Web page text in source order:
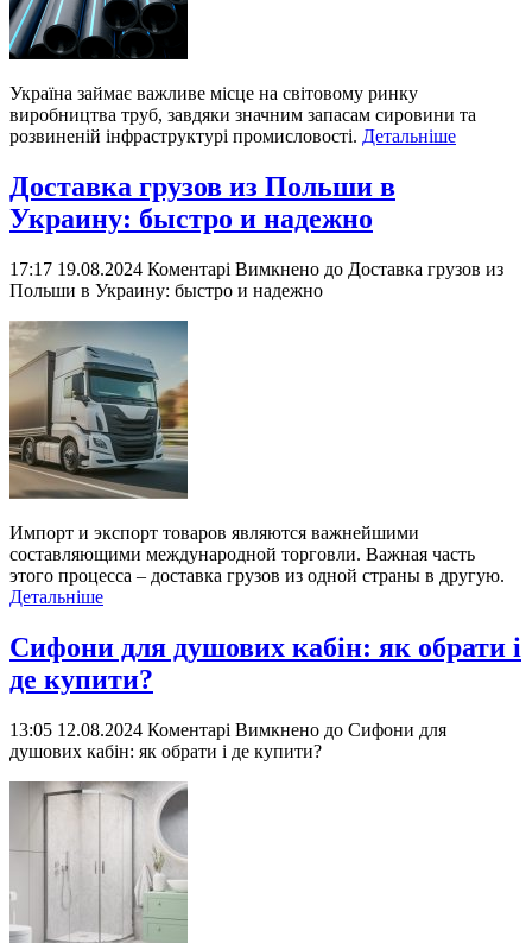
Україна займає важливе місце на світовому ринку
виробництва труб, завдяки значним запасам сировини та
розвиненій інфраструктурі промисловості. Детальніше
Доставка грузов из Польши в
Украину: быстро и надежно
17:17 19.08.2024 Коментарі Вимкнено до Доставка грузов из
Польши в Украину: быстро и надежно
Импорт и экспорт товаров являются важнейшими
составляющими международной торговли. Важная часть
этого процесса – доставка грузов из одной страны в другую.
Детальніше
Сифони для душових кабін: як обрати і
де купити?
13:05 12.08.2024 Коментарі Вимкнено до Сифони для
душових кабін: як обрати і де купити?